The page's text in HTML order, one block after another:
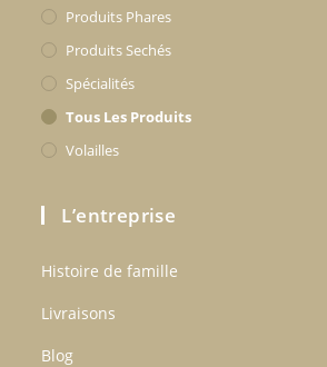
Produits Phares
Produits Sechés
Spécialités
Tous Les Produits
Volailles
L’entreprise
Histoire de famille
Livraisons
Blog